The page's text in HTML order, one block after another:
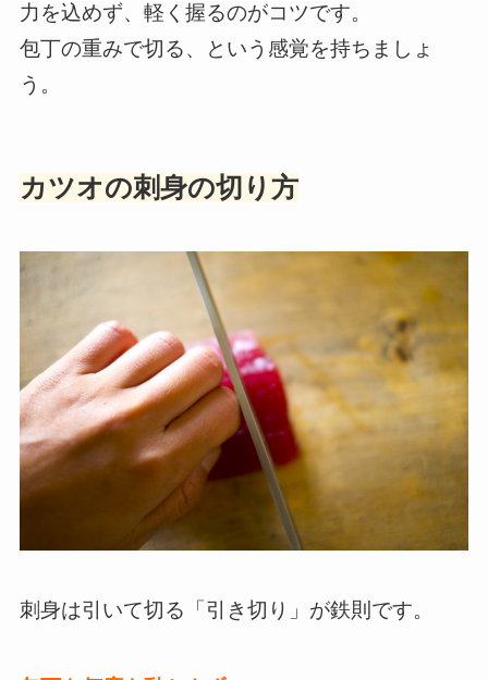
力を込めず、軽く握るのがコツです。
包丁の重みで切る、という感覚を持ちましょ
う。
カツオの刺身の切り方
刺身は引いて切る「引き切り」が鉄則です。